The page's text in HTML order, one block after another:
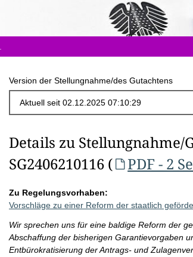
Version der Stellungnahme/des Gutachtens
Details zu Stellungnahme/
SG2406210116 (
PDF - 2
Zu Regelungsvorhaben:
Vorschläge zu einer Reform der staatlich
Wir sprechen uns für eine baldige Reform der
Abschaffung der bisherigen Garantievorgaben
Entbürokratisierung der Antrags- und